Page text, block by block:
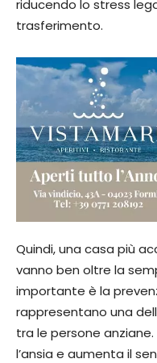
riducendo lo stress
trasferimento.
Quindi, una casa più
vanno ben oltre la
importante è la
rappresentano una
tra le persone
l’ansia e aumenta il